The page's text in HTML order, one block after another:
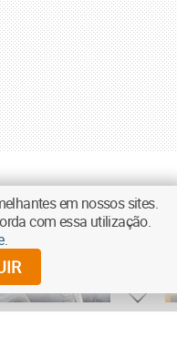
em nossos sites.
com essa utilização.
.